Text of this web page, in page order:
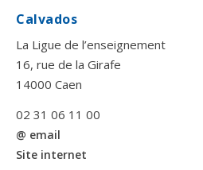
Calvados
La Ligue de l’enseignement
16, rue de la Girafe
14000 Caen
02 31 06 11 00
@ email
Site internet